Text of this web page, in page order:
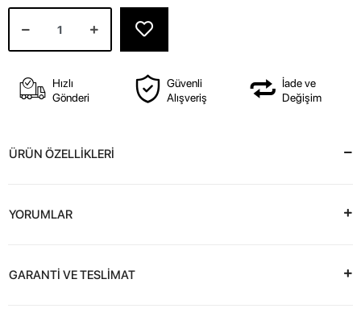
Hızlı
Gönderi
Güvenli
Alışveriş
İade ve
Değişim
ÜRÜN ÖZELLİKLERİ
YORUMLAR
GARANTİ VE TESLİMAT